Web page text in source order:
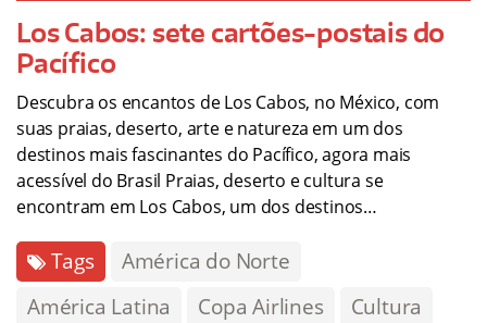
Los Cabos: sete cartões-postais do
Pacífico
Descubra os encantos de Los Cabos, no México, com
suas praias, deserto, arte e natureza em um dos
destinos mais fascinantes do Pacífico, agora mais
acessível do Brasil Praias, deserto e cultura se
encontram em Los Cabos, um dos destinos…
Tags
América do Norte
América Latina
Copa Airlines
Cultura